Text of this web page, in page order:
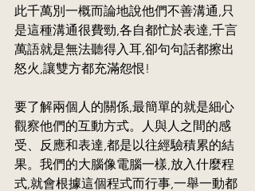
此千萬別一概而論地說他們不善溝通,只
是這種溝通很費勁,各自都忙於表達,千言
萬語就是無法聽得入耳,卻句句話都擦出
怒火,讓雙方都充滿怨恨!
要了解兩個人的關係,最簡單的就是細心
觀察他們的互動方式。人與人之間的感
受、反應和表達,都是以往經驗積累的結
果。我們的大腦像電腦一樣,放入什麼程
式,就會根據這個程式而行事,一舉一動都